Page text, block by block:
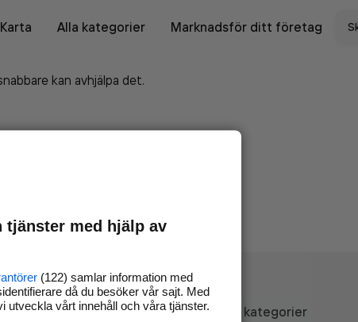
Karta
Alla kategorier Marknadsför ditt företag
kan avhjälpa det.
Alla kategorier
tjänster med hjälp av
(122) samlar information med
då du besöker vår sajt. Med
utveckla vårt innehåll och våra tjänster.